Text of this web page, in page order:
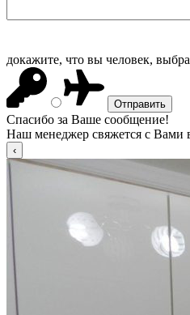
докажите, что вы человек,
Спасибо за Ваше сообщение!
Наш менеджер свяжется с Вами